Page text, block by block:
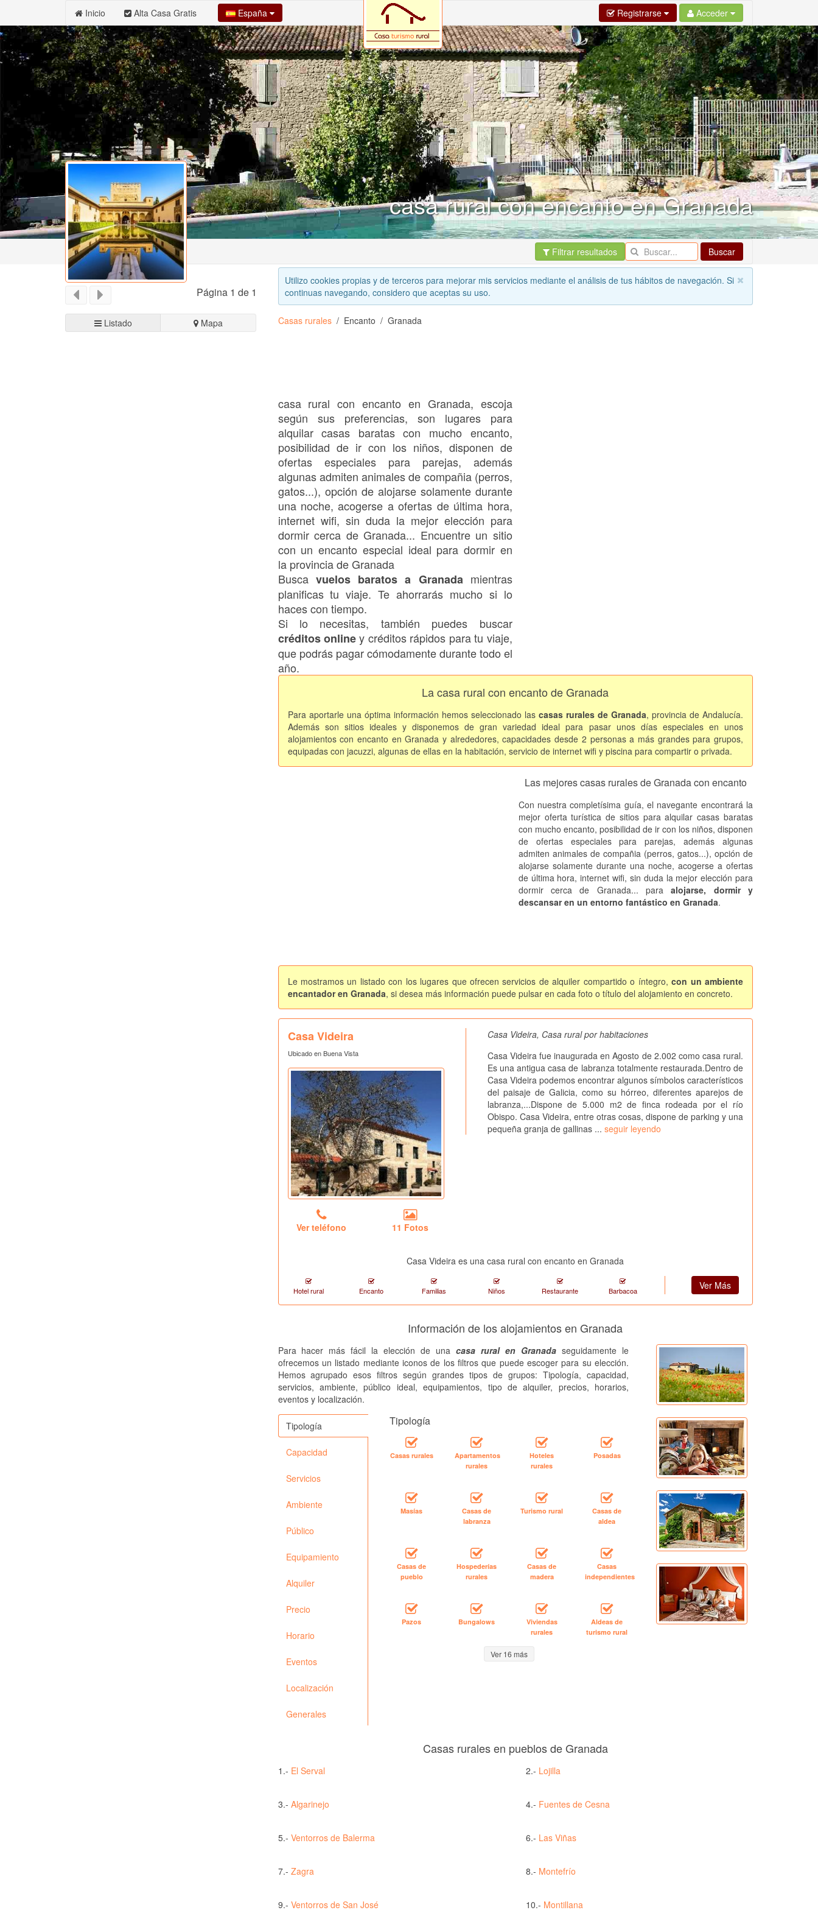
Inicio Alta Casa Gratis España Registrarse Acceder
casa rural con encanto en Granada
Filtrar resultados Buscar
Página 1 de 1
Listado Mapa
Utilizo cookies propias y de terceros para mejorar mis servicios mediante el análisis de tus hábitos de navegación. Si
continuas navegando, considero que aceptas su uso.
Casas rurales Encanto Granada
casa rural con encanto en Granada, escoja
según sus preferencias, son lugares para
alquilar casas baratas con mucho encanto,
posibilidad de ir con los niños, disponen de
ofertas especiales para parejas, además
algunas admiten animales de compañia (perros,
gatos...), opción de alojarse solamente durante
una noche, acogerse a ofertas de última hora,
internet wifi, sin duda la mejor elección para
dormir cerca de Granada... Encuentre un sitio
con un encanto especial ideal para dormir en
la provincia de Granada
Busca vuelos baratos a Granada mientras
planificas tu viaje. Te ahorrarás mucho si lo
haces con tiempo.
Si lo necesitas, también puedes buscar
créditos onliney créditos rápidos para tu viaje,
que podrás pagar cómodamente durante todo el
año.
La casa rural con encanto de Granada
Para aportarle una óptima información hemos seleccionado las casas rurales de Granada, provincia de Andalucía.
Además son sitios ideales y disponemos de gran variedad ideal para pasar unos días especiales en unos
alojamientos con encanto en Granada y alrededores, capacidades desde 2 personas a más grandes para grupos,
equipadas con jacuzzi, algunas de ellas en la habitación, servicio de internet wifi y piscina para compartir o privada.
Las mejores casas rurales de Granada con encanto
Con nuestra completísima guía, el navegante encontrará la
mejor oferta turística de sitios para alquilar casas baratas
con mucho encanto, posibilidad de ir con los niños, disponen
de ofertas especiales para parejas, además algunas
admiten animales de compañia (perros, gatos...), opción de
alojarse solamente durante una noche, acogerse a ofertas
de última hora, internet wifi, sin duda la mejor elección para
dormir cerca de Granada... paraalojarse, dormir y
descansar en un entorno fantástico en Granada.
Le mostramos un listado con los lugares que ofrecen servicios de alquiler compartido o íntegro,con un ambiente
encantador en Granada, si desea más información puede pulsar en cada foto o título del alojamiento en concreto.
Casa Videira
Ubicado en Buena Vista
Ver teléfono 11 Fotos
Casa Videira, Casa rural por habitaciones
Casa Videira fue inaugurada en Agosto de 2.002 como casa rural.
Es una antigua casa de labranza totalmente restaurada.Dentro de
Casa Videira podemos encontrar algunos símbolos característicos
del paisaje de Galicia, como su hórreo, diferentes aparejos de
labranza,...Dispone de 5.000 m2 de finca rodeada por el río
Obispo. Casa Videira, entre otras cosas, dispone de parking y una
pequeña granja de gallinas ... seguir leyendo
Casa Videira es una casa rural con encanto en Granada
Hotel rural Encanto Familias Niños Restaurante Barbacoa Ver Más
Información de los alojamientos en Granada
Para hacer más fácil la elección de unacasa rural en Granada seguidamente le
ofrecemos un listado mediante iconos de los filtros que puede escoger para su elección.
Hemos agrupado esos filtros según grandes tipos de grupos: Tipología, capacidad,
servicios, ambiente, público ideal, equipamientos, tipo de alquiler, precios, horarios,
eventos y localización.
Tipología
Capacidad
Servicios
Ambiente
Público
Equipamiento
Alquiler
Precio
Horario
Eventos
Localización
Generales
Tipología
Casas rurales
Apartamentos
rurales
Hoteles
rurales
Posadas
Masías
Casas de
labranza
Turismo rural
Casas de
aldea
Casas de
pueblo
Hospederías
rurales
Casas de
madera
Casas
independientes
Pazos Bungalows
Viviendas
rurales
Aldeas de
turismo rural
Ver 16 más
Casas rurales en pueblos de Granada
1.- El Serval 2.- Lojilla
3.- Algarinejo 4.- Fuentes de Cesna
5.- Ventorros de Balerma 6.- Las Viñas
7.- Zagra 8.- Montefrío
9.- Ventorros de San José 10.- Montillana